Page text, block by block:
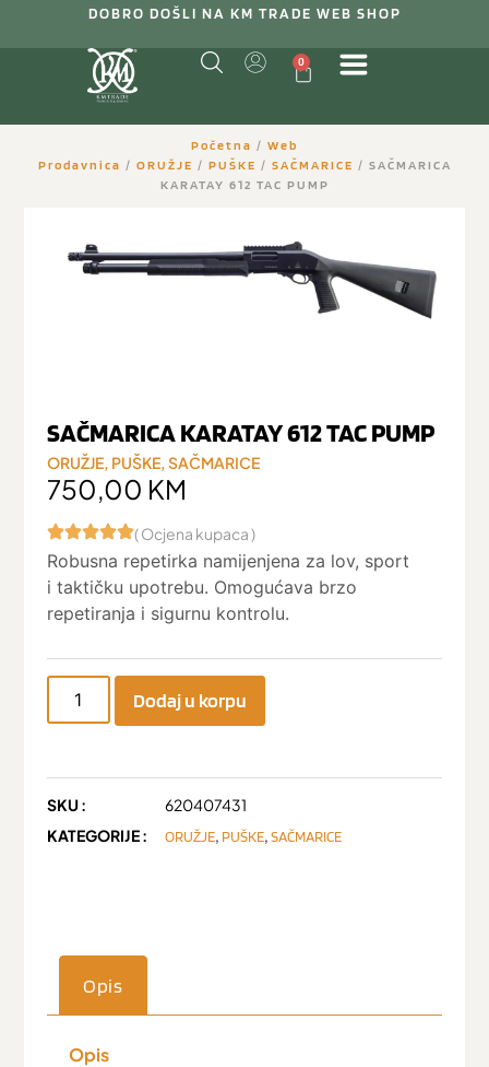
DOBRO DOŠLI NA KM TRADE WEB SHOP
0
Početna / Web
Prodavnica / ORUŽJE / PUŠKE / SAČMARICE / SAČMARICA
KARATAY 612 TAC PUMP
SAČMARICA KARATAY 612 TAC PUMP
ORUŽJE, PUŠKE,SAČMARICE
750,00 KM
( Ocjena kupaca )
Robusna repetirka namijenjena za lov, sport
i taktičku upotrebu. Omogućava brzo
repetiranja i sigurnu kontrolu.
Dodaj u korpu
SKU :
620407431
KATEGORIJE :
ORUŽJE, PUŠKE,SAČMARICE
Opis
Opis